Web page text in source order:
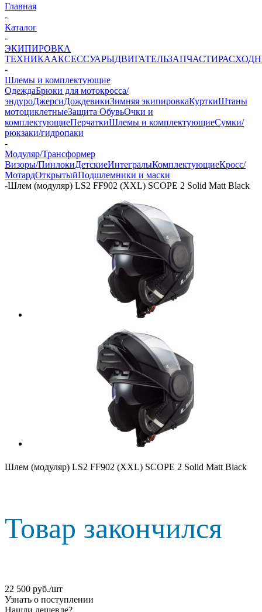
Главная
-
Каталог
-
ЭКИПИРОВКА
ТЕХНИКААКСЕССУАРЫДВИГАТЕЛЬЗАПЧАСТИ
-
Шлемы и комплектующие
ОдеждаБрюки для мотокросса/
эндуроДжерсиДождевикиЗимняя экипировкаКурткиШтаны
мотоциклетныеЗащита ОбувьОчки и
комплектующиеПерчаткиШлемы и комплектующиеСумки/
рюкзаки/гидропаки
-
Модуляр/Трансформер
Визоры/ПинлокиДетскиеИнтегралыКомплектующиеКросс/
МотардОткрытыйПодшлемники и маски
-Шлем (модуляр) LS2 FF902 (XXL) SCOPE 2 Solid Matt Black
Шлем (модуляр) LS2 FF902 (XXL) SCOPE 2 Solid Matt Black
Товар закончился
22 500 руб./шт
Узнать о поступлении
Нашли дешевле?